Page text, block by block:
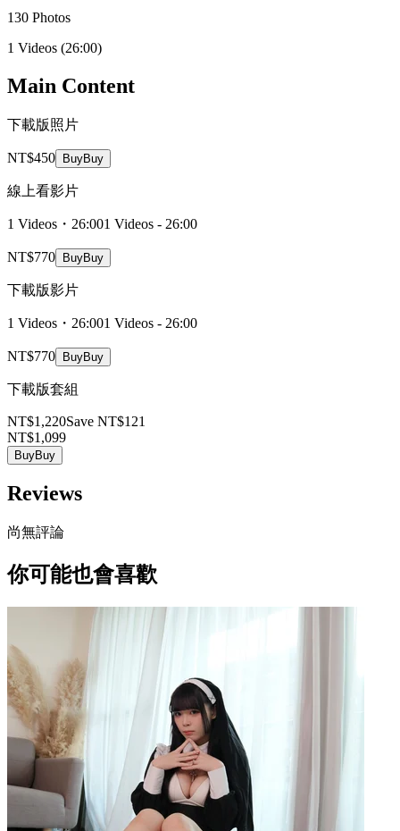
130 Photos
1 Videos (26:00)
Main Content
下載版照片
NT$450 BuyBuy
線上看影片
1 Videos・26:001 Videos - 26:00
NT$770 BuyBuy
下載版影片
1 Videos・26:001 Videos - 26:00
NT$770 BuyBuy
下載版套組
NT$1,220Save NT$121
NT$1,099
BuyBuy
Reviews
尚無評論
你可能也會喜歡